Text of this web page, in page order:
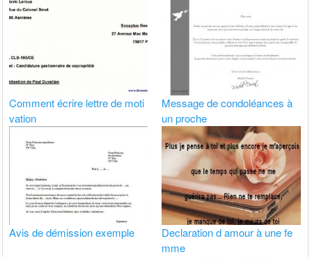
Comment écrire lettre de moti
vation
Message de condoléances à
un proche
Avis de démission exemple
Declaration d amour à une fe
mme